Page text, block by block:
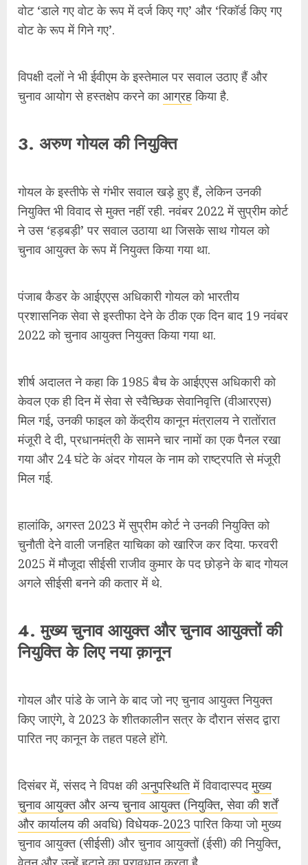
गोयल के इस्तीफे से गंभीर सवाल खड़े हुए हैं, लेकिन उनकी
नियुक्ति भी विवाद से मुक्त नहीं रही. नवंबर 2022 में सुप्रीम कोर्ट
चुनाव आयुक्त के रूप में नियुक्त किया गया था.
प्रशासनिक सेवा से इस्तीफा देने के ठीक एक दिन बाद 19 नवंबर
2022 को चुनाव आयुक्त नियुक्त किया गया था.
शीर्ष अदालत ने कहा कि 1985 बैच के आईएएस अधिकारी को
केवल एक ही दिन में सेवा से स्वैच्छिक सेवानिवृत्ति (वीआरएस)
मिल गई, उनकी फाइल को केंद्रीय कानून मंत्रालय ने रातोंरात
मंजूरी दे दी, प्रधानमंत्री के सामने चार नामों का एक पैनल रखा
मिल गई.
हालांकि, अगस्त 2023 में सुप्रीम कोर्ट ने उनकी नियुक्ति को
2025 में मौजूदा सीईसी राजीव कुमार के पद छोड़ने के बाद गोयल
अगले सीईसी बनने की कतार में थे.
4. मुख्य चुनाव आयुक्त और चुनाव आयुक्तों की
नियुक्ति के लिए नया क़ानून
गोयल और पांडे के जाने के बाद जो नए चुनाव आयुक्त नियुक्त
किए जाएंगे, वे 2023 के शीतकालीन सत्र के दौरान संसद द्वारा
पारित नए कानून के तहत पहले होंगे.
चुनाव आयुक्त और अन्य चुनाव आयुक्त (नियुक्ति, सेवा की शर्तें
और कार्यालय की अवधि) विधेयक-2023
चुनाव आयुक्त (सीईसी) और चुनाव आयुक्तों (ईसी) की नियुक्ति,
नए कानून की शर्तों के तहत, सरकार के प्रभुत्व वाली चयन
समिति केंद्रीय कैबिनेट सचिव की अध्यक्षता वाली एक सर्च कमेटी
विधेयक के मुताबिक, चुनाव आयुक्तों की नियुक्ति राष्ट्रपति द्वारा
प्रधानमंत्री, लोकसभा में विपक्ष के नेता और भारत के मुख्य
न्यायाधीश (सीजेआई) वाली समिति की सलाह के आधार पर की